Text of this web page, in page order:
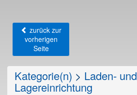
zurück zur
vorherigen
Seite
Kategorie(n) > Laden- und
Lagereinrichtung